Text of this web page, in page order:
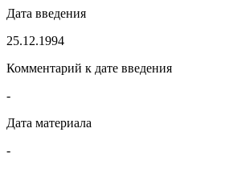
Дата введения
25.12.1994
Комментарий к дате введения
-
Дата материала
-